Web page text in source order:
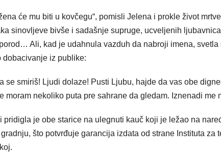
će mu biti u kovčegu“, pomisli Jelena i prokle život
sinovljeve bivše i sadašnje supruge, ucveljenih
Ali, kad je udahnula vazduh da nabroji imena,
dobacivanje iz publike:
se smiriš! Ljudi dolaze! Pusti Ljubu, hajde da vas obe
moram nekoliko puta pre sahrane da gledam. Iznenadi me
pridigla je obe starice na ulegnuti kauč koji je ležao na
što potvrđuje garancija izdata od strane Instituta za